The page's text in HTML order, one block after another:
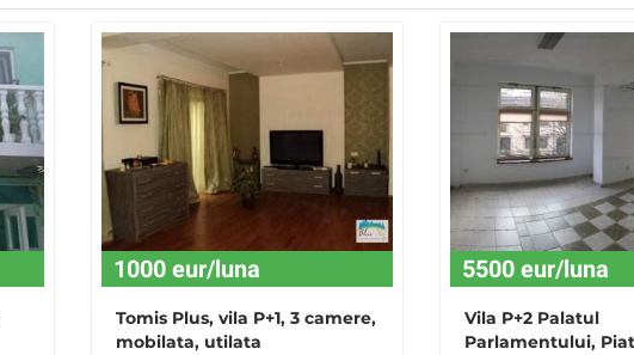
1000 eur/luna
Tomis Plus, vila P+1, 3 camere,
mobilata, utilata
5500 eur/luna
Vila P+2 Palatul
Parlamentului,